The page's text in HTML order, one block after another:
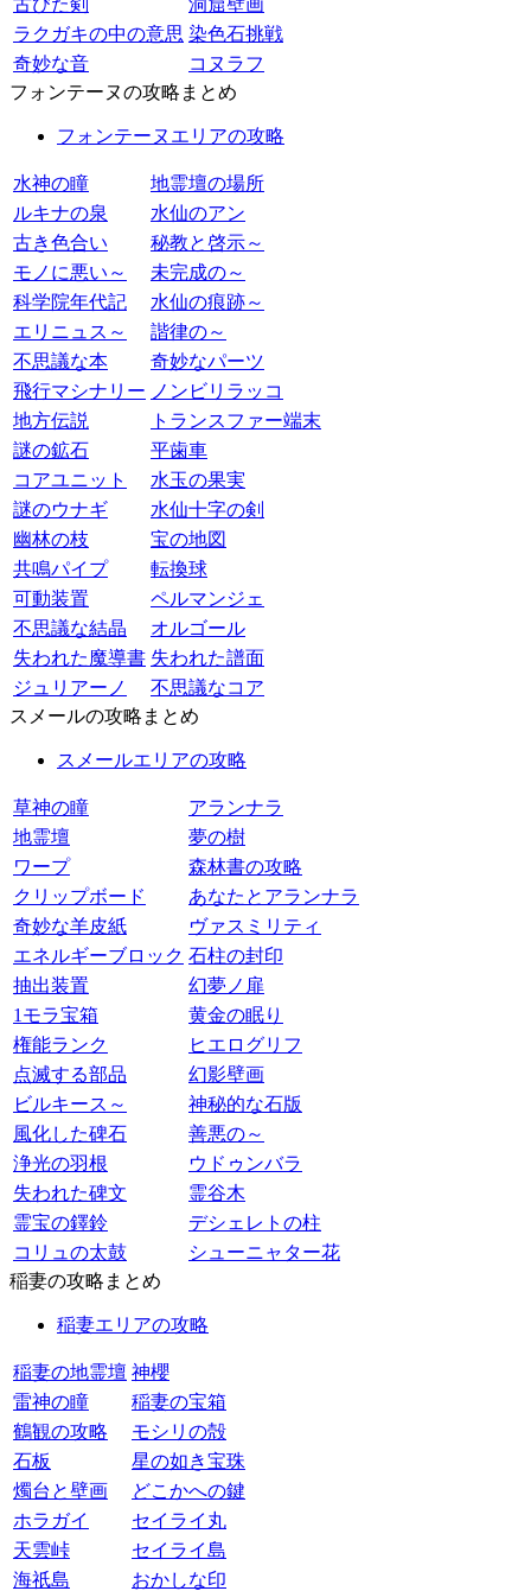
古びた剣
洞窟壁画
ラクガキの中の意思 染色石挑戦
奇妙な音
コヌラフ
フォンテーヌの攻略まとめ
フォンテーヌエリアの攻略
水神の瞳
地霊壇の場所
ルキナの泉
水仙のアン
古き色合い
秘教と啓示～
モノに悪い～
未完成の～
科学院年代記
水仙の痕跡～
エリニュス～
諧律の～
不思議な本
奇妙なパーツ
飛行マシナリー ノンビリラッコ
地方伝説
トランスファー端末
謎の鉱石
平歯車
コアユニット
水玉の果実
謎のウナギ
水仙十字の剣
幽林の枝
宝の地図
共鳴パイプ
転換球
可動装置
ペルマンジェ
不思議な結晶
オルゴール
失われた魔導書 失われた譜面
ジュリアーノ
不思議なコア
スメールの攻略まとめ
スメールエリアの攻略
草神の瞳
アランナラ
地霊壇
夢の樹
ワープ
森林書の攻略
クリップボード
あなたとアランナラ
奇妙な羊皮紙
ヴァスミリティ
エネルギーブロック 石柱の封印
抽出装置
幻夢ノ扉
1モラ宝箱
黄金の眠り
権能ランク
ヒエログリフ
点滅する部品
幻影壁画
ビルキース～
神秘的な石版
風化した碑石
善悪の～
浄光の羽根
ウドゥンバラ
失われた碑文
霊谷木
霊宝の鐸鈴
デシェレトの柱
コリュの太鼓
シューニャター花
稲妻の攻略まとめ
稲妻エリアの攻略
稲妻の地霊壇 神櫻
雷神の瞳
稲妻の宝箱
鶴観の攻略
モシリの殻
石板
星の如き宝珠
燭台と壁画
どこかへの鍵
ホラガイ
セイライ丸
天雲峠
セイライ島
海祇島
おかしな印